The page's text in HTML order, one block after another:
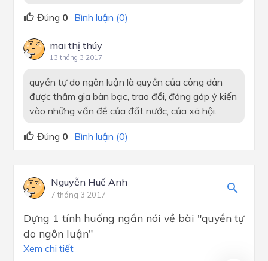
Đúng 0 Bình luận (0)
mai thị thúy
13 tháng 3 2017
quyền tự do ngôn luận là quyền của công dân
được thâm gia bàn bạc, trao đổi, đóng góp ý kiến
vào những vấn đề của đất nước, của xã hội.
Đúng 0 Bình luận (0)
Nguyễn Huế Anh
7 tháng 3 2017
Dựng 1 tính huống ngắn nói về bài "quyền tự
do ngôn luận"
Xem chi tiết